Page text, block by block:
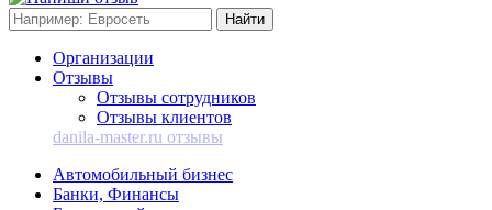
Организации
Отзывы
Отзывы сотрудников
Отзывы клиентов
danila-master.ru отзывы
Автомобильный бизнес
Банки, Финансы